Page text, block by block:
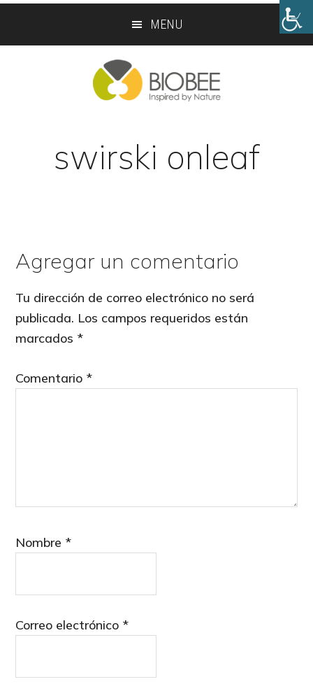
MENU
swirski onleaf
Reader
Interactions
Agregar un comentario
Tu dirección de correo electrónico no será
publicada. Los campos requeridos están
marcados *
Comentario *
Nombre *
Correo electrónico *